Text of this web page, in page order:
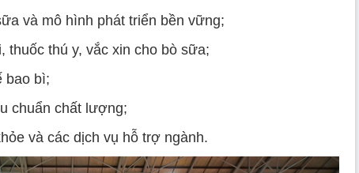
và mô hình phát triển bền vững;
thuốc thú y, vắc xin cho bò sữa;
bao bì;
chuẩn chất lượng;
và các dịch vụ hỗ trợ ngành.